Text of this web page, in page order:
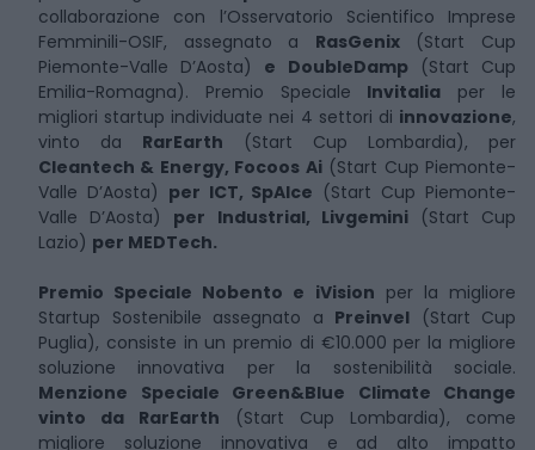
collaborazione con l’Osservatorio Scientifico Imprese
Femminili-OSIF, assegnato a RasGenix(Start Cup
Piemonte-Valle D’Aosta) e DoubleDamp (Start Cup
Emilia-Romagna). Premio Speciale Invitalia per le
migliori startup individuate nei 4 settori di innovazione,
vinto da RarEarth (Start Cup Lombardia), per
Cleantech & Energy, Focoos Ai(Start Cup Piemonte-
Valle D’Aosta) per ICT, SpAIce (Start Cup Piemonte-
Valle D’Aosta) per Industrial, Livgemini(Start Cup
Lazio) per MEDTech.
Premio Speciale Nobento e iVision per la migliore
Startup Sostenibile assegnato a Preinvel (Start Cup
Puglia), consiste in un premio di €10.000 per la migliore
soluzione innovativa per la sostenibilità sociale.
Menzione Speciale Green&Blue Climate Change
vinto da RarEarth (Start Cup Lombardia), come
migliore soluzione innovativa e ad alto impatto